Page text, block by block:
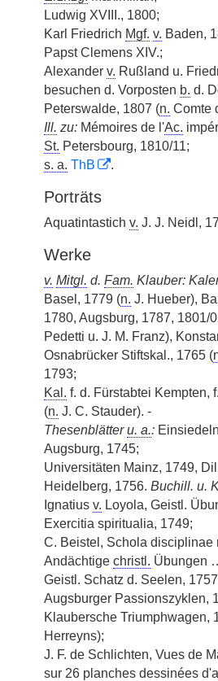
Ludwig XVIII., 1800;
Karl Friedrich Mgf. v. Baden,
Papst Clemens XIV.;
Alexander v. Rußland u.
besuchen d. Vorposten b. d.
Peterswalde, 1807 (n. Comte
Ill. zu: Mémoires de l'Ac.
St. Petersbourg, 1810/11;
s. a. ThB .
Porträts
Aquatintastich v. J. J. Neidl,
Werke
v. Mitgl. d. Fam. Klauber:
Basel, 1779 (n. J. Hueber),
1780, Augsburg, 1787, 1801/
Pedetti u. J. M. Franz),
Osnabrücker Stiftskal., 1765 (
1793;
Kal. f. d. Fürstabtei Kempten,
(n. J. C. Stauder). -
Thesenblätteru. a.:
Augsburg, 1745;
Universitäten Mainz, 1749,
Heidelberg, 1756. Buchill. u.
Ignatius v. Loyola, Geistl.
Exercitia spiritualia, 1749;
C. Beistel, Schola
Andächtige christl. Übungen
Geistl. Schatz d. Seelen, 1757
Augsburger Passionszyklen,
Klaubersche Triumphwagen,
Herreyns);
J. F. de Schlichten, Vues de
sur 26 planches dessinées